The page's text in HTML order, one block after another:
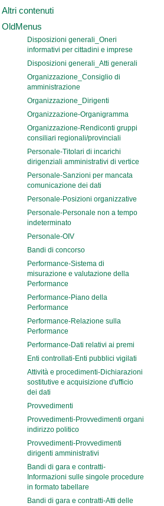
Altri contenuti
OldMenus
Disposizioni generali_Oneri
informativi per cittadini e imprese
Disposizioni generali_Atti generali
Organizzazione_Consiglio di
amministrazione
Organizzazione_Dirigenti
Organizzazione-Organigramma
Organizzazione-Rendiconti gruppi
consiliari regionali/provinciali
Personale-Titolari di incarichi
dirigenziali amministrativi di vertice
Personale-Sanzioni per mancata
comunicazione dei dati
Personale-Posizioni organizzative
Personale-Personale non a tempo
indeterminato
Personale-OIV
Bandi di concorso
Performance-Sistema di
misurazione e valutazione della
Performance
Performance-Piano della
Performance
Performance-Relazione sulla
Performance
Performance-Dati relativi ai premi
Enti controllati-Enti pubblici vigilati
Attività e procedimenti-Dichiarazioni
sostitutive e acquisizione d'ufficio
dei dati
Provvedimenti
Provvedimenti-Provvedimenti organi
indirizzo politico
Provvedimenti-Provvedimenti
dirigenti amministrativi
Bandi di gara e contratti-
Informazioni sulle singole procedure
in formato tabellare
Bandi di gara e contratti-Atti delle